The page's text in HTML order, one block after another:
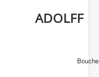
ADOLFF